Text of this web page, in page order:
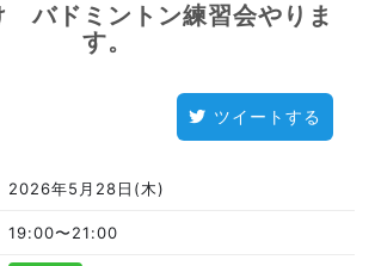
バドミントン練習会やりま
す。
ツイートする
2026年5月28日(木)
19:00〜21:00